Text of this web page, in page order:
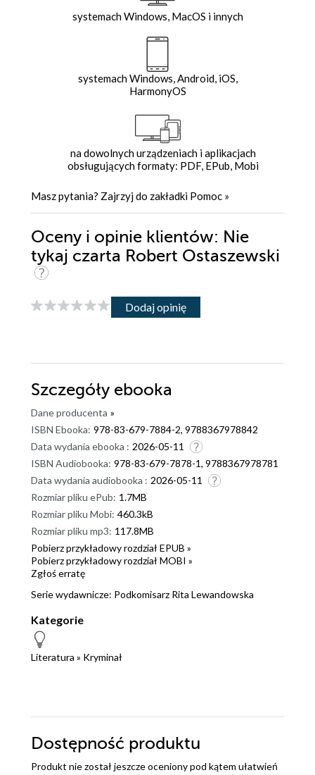
systemach Windows, MacOS i innych
systemach Windows, Android, iOS,
HarmonyOS
na dowolnych urządzeniach i aplikacjach
obsługujących formaty: PDF, EPub, Mobi
Masz pytania? Zajrzyj do zakładki Pomoc »
Oceny i opinie klientów: Nie
tykaj czarta Robert Ostaszewski
Dodaj opinię
Szczegóły ebooka
Dane producenta »
ISBN Ebooka: 978-83-679-7884-2, 9788367978842
Data wydania ebooka : 2026-05-11
ISBN Audiobooka: 978-83-679-7878-1, 9788367978781
Data wydania audiobooka : 2026-05-11
Rozmiar pliku ePub: 1.7MB
Rozmiar pliku Mobi: 460.3kB
Rozmiar pliku mp3: 117.8MB
Pobierz przykładowy rozdział EPUB »
Pobierz przykładowy rozdział MOBI »
Zgłoś erratę
Serie wydawnicze: Podkomisarz Rita Lewandowska
Kategorie
Literatura » Kryminał
Dostępność produktu
Produkt nie został jeszcze oceniony pod kątem ułatwień